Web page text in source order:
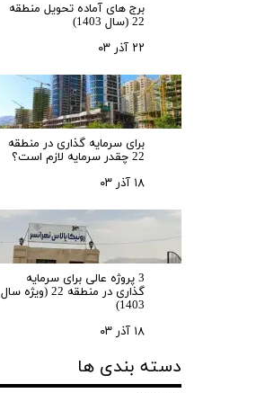
برج های آماده تحویل منطقه
22 (سال 1403)
۲۲ آذر ۰۳
برای سرمایه‌ گذاری در منطقه
22 چقدر سرمایه لازم است؟
۱۸ آذر ۰۳
3 پروژه عالی برای سرمایه
گذاری در منطقه 22 (ویژه سال
1403)
۱۸ آذر ۰۳
دسته بندی ها